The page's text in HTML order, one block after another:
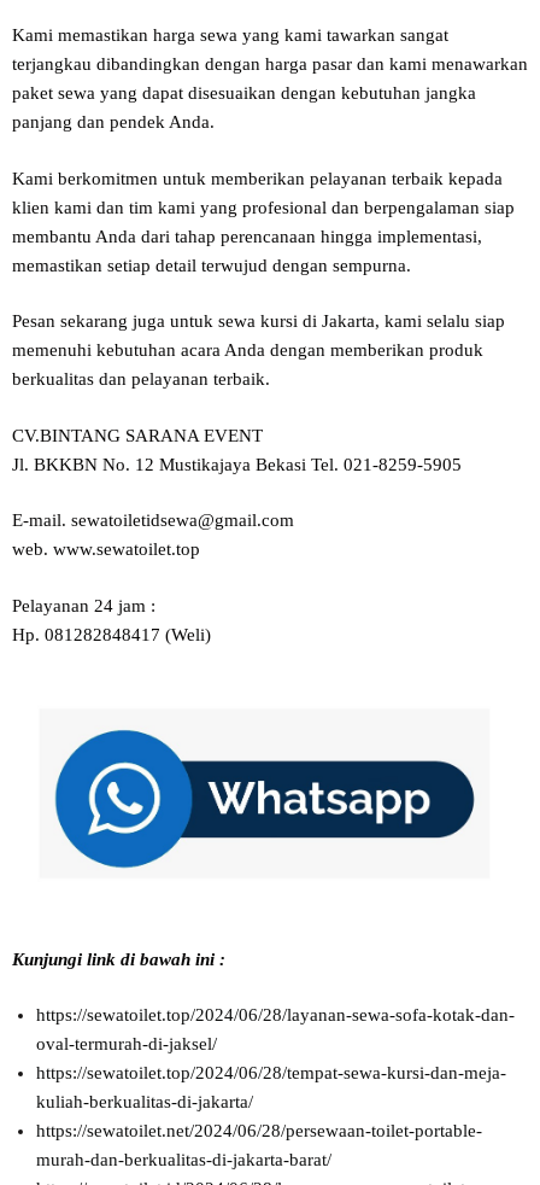
Kami memastikan harga sewa yang kami tawarkan sangat
terjangkau dibandingkan dengan harga pasar dan kami menawarkan
paket sewa yang dapat disesuaikan dengan kebutuhan jangka
panjang dan pendek Anda.
Kami berkomitmen untuk memberikan pelayanan terbaik kepada
klien kami dan tim kami yang profesional dan berpengalaman siap
membantu Anda dari tahap perencanaan hingga implementasi,
memastikan setiap detail terwujud dengan sempurna.
Pesan sekarang juga untuk sewa kursi di Jakarta, kami selalu siap
memenuhi kebutuhan acara Anda dengan memberikan produk
berkualitas dan pelayanan terbaik.
CV.BINTANG SARANA EVENT
Jl. BKKBN No. 12 Mustikajaya Bekasi Tel. 021-8259-5905
E-mail. sewatoiletidsewa@gmail.com
web. www.sewatoilet.top
Pelayanan 24 jam :
Hp. 081282848417 (Weli)
Kunjungi link di bawah ini :
https://sewatoilet.top/2024/06/28/layanan-sewa-sofa-kotak-dan-
oval-termurah-di-jaksel/
https://sewatoilet.top/2024/06/28/tempat-sewa-kursi-dan-meja-
kuliah-berkualitas-di-jakarta/
https://sewatoilet.net/2024/06/28/persewaan-toilet-portable-
murah-dan-berkualitas-di-jakarta-barat/